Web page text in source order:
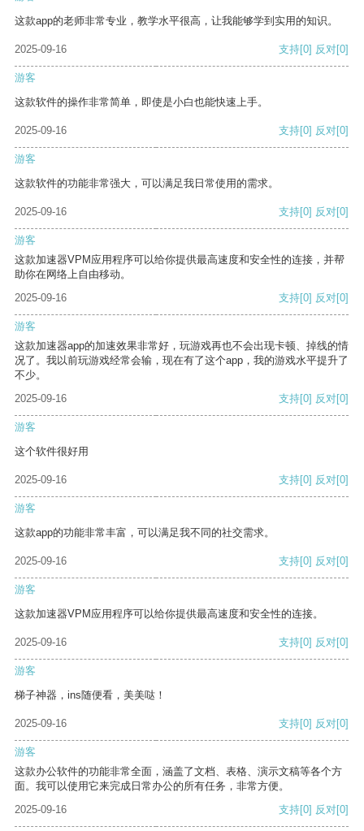
这款app的老师非常专业，教学水平很高，让我能够学到实用的知识。
2025-09-16 支持[0] 反对[0]
游客
这款软件的操作非常简单，即使是小白也能快速上手。
2025-09-16 支持[0] 反对[0]
游客
这款软件的功能非常强大，可以满足我日常使用的需求。
2025-09-16 支持[0] 反对[0]
游客
这款加速器VPM应用程序可以给你提供最高速度和安全性的连接，并帮
助你在网络上自由移动。
2025-09-16
支持[0] 反对[0]
游客
这款加速器app的加速效果非常好，玩游戏再也不会出现卡顿、掉线的情
况了。我以前玩游戏经常会输，现在有了这个app，我的游戏水平提升了
不少。
2025-09-16
支持[0] 反对[0]
游客
这个软件很好用
2025-09-16 支持[0] 反对[0]
游客
这款app的功能非常丰富，可以满足我不同的社交需求。
2025-09-16 支持[0] 反对[0]
游客
这款加速器VPM应用程序可以给你提供最高速度和安全性的连接。
2025-09-16 支持[0] 反对[0]
游客
梯子神器，ins随便看，美美哒！
2025-09-16 支持[0] 反对[0]
游客
这款办公软件的功能非常全面，涵盖了文档、表格、演示文稿等各个方
面。我可以使用它来完成日常办公的所有任务，非常方便。
2025-09-16
支持[0] 反对[0]